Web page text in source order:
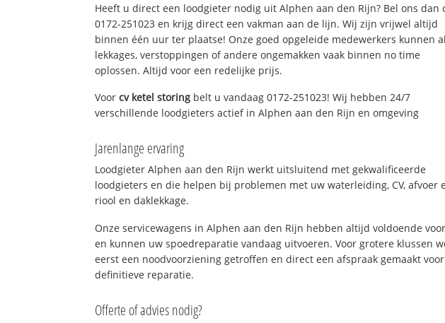
Heeft u direct een loodgieter nodig uit Alphen aan den Rijn? Bel ons dan
0172-251023 en krijg direct een vakman aan de lijn. Wij zijn vrijwel altijd
binnen één uur ter plaatse! Onze goed opgeleide medewerkers kunnen
lekkages, verstoppingen of andere ongemakken vaak binnen no time
oplossen. Altijd voor een redelijke prijs.
Voorcv ketel storing belt u vandaag 0172-251023! Wij hebben 24/7
verschillende loodgieters actief in Alphen aan den Rijn en omgeving
Jarenlange ervaring
Loodgieter Alphen aan den Rijn werkt uitsluitend met gekwalificeerde
loodgieters en die helpen bij problemen met uw waterleiding, CV, afvoer
riool en daklekkage.
Onze servicewagens in Alphen aan den Rijn hebben altijd voldoende
en kunnen uw spoedreparatie vandaag uitvoeren. Voor grotere klussen
eerst een noodvoorziening getroffen en direct een afspraak gemaakt
definitieve reparatie.
Offerte of advies nodig?